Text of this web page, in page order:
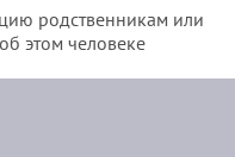
родственникам или
этом человеке